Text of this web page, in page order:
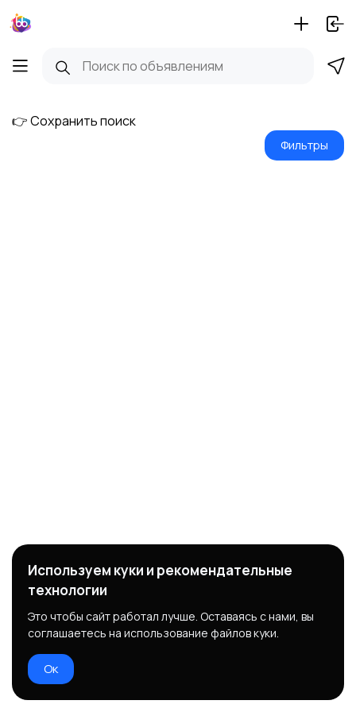
👉 Сохранить поиск
Фильтры
Используем куки и рекомендательные
технологии
Это чтобы сайт работал лучше. Оставаясь с нами, вы
соглашаетесь на использование файлов куки.
Ок